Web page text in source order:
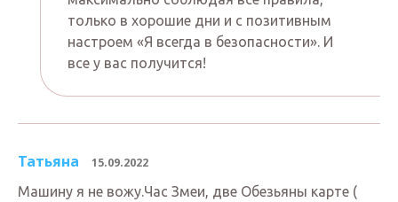
только в хорошие дни и с позитивным
настроем «Я всегда в безопасности». И
все у вас получится!
Татьяна 15.09.2022
Машину я не вожу.Час Змеи, две Обезьяны карте (